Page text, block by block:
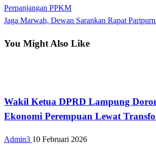
pos
Post
Perpanjangan PPKM
Next
Jaga Marwah, Dewan Sarankan Rapat
You Might Also Like
Wakil Ketua DPRD Lampung
Ekonomi Perempuan Lewat
Admin3 10 Februari 2026